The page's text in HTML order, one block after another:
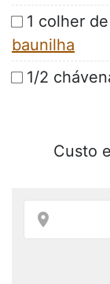
1 colher
baunilha
1/2
Custo